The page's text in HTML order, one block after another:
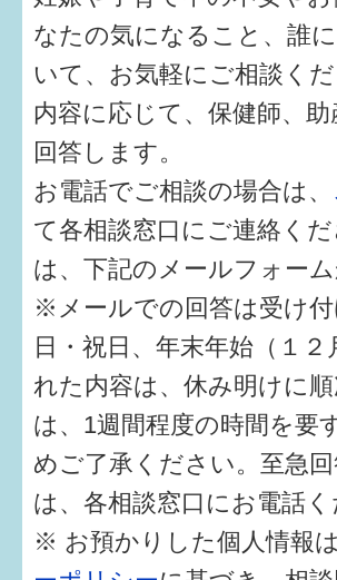
なたの気になること、誰
いて、お気軽にご相談くだ
内容に応じて、保健師、
回答します。
お電話でご相談の場合は、
て各相談窓口にご連絡く
は、下記のメールフォー
※メールでの回答は受け
日・祝日、年末年始（１
れた内容は、休み明けに
は、1週間程度の時間を要
めご了承ください。至急
は、各相談窓口にお電話く
※ お預かりした個人情報は
子どもを育てよう
もしものときの緊急連絡
届出・手当・助成
健診・予防接種
仲間づくり・遊び場
子どもを預けたい
入園・入学
相談したい
さまざまな支援
子育てカレンダー
妊娠